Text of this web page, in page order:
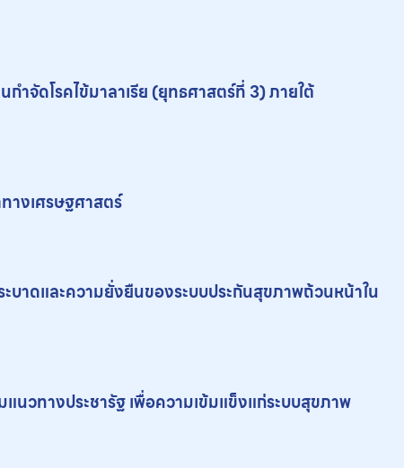
าจัดโรคไข้มาลาเรีย (ยุทธศาสตร์ที่ 3) ภายใต้
างเศรษฐศาสตร์
บาดและความยั่งยืนของระบบประกันสุขภาพถ้วนหน้าใน
นวทางประชารัฐ เพื่อความเข้มแข็งแก่ระบบสุขภาพ